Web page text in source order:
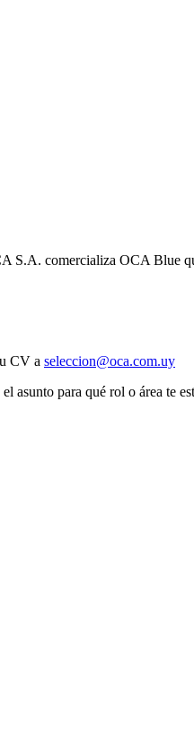
S.A. comercializa OCA Blue
CV a seleccion@oca.com.uy
asunto para qué rol o área te